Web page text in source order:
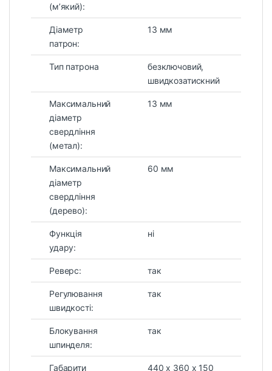
(м’який):
Діаметр
патрон:
13 мм
Тип патрона
безключовий,
швидкозатискний
Максимальний
діаметр
свердління
(метал):
13 мм
Максимальний
діаметр
свердління
(дерево):
60 мм
Функція
удару:
ні
Реверс: так
Регулювання
швидкості:
так
Блокування
шпинделя:
так
Габарити 440 х 360 х 150